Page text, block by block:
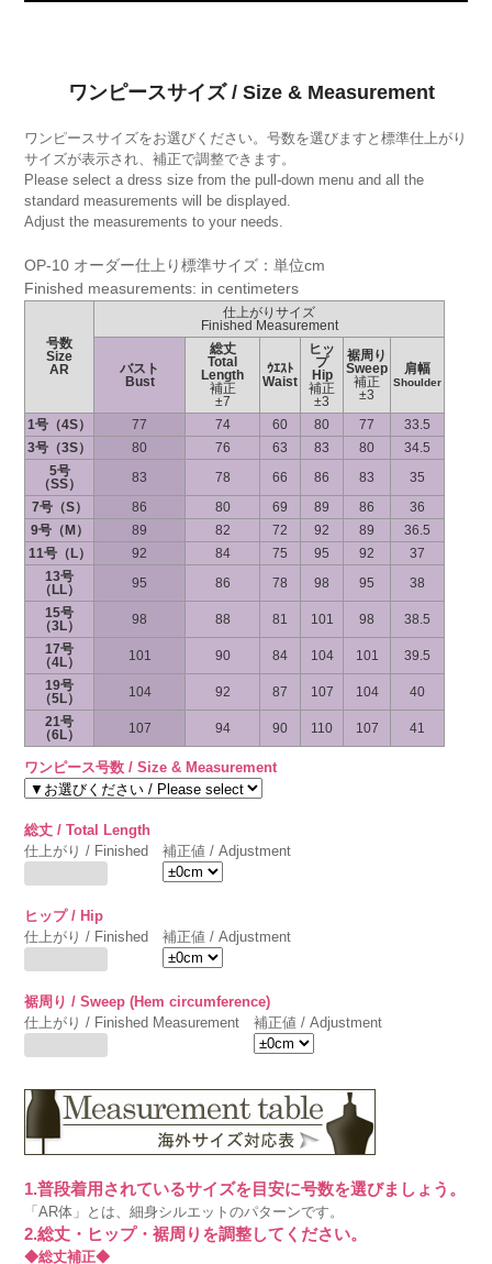
ワンピースサイズ / Size & Measurement
ワンピースサイズをお選びください。号数を選びますと標準仕上がり
サイズが表示され、補正で調整できます。
Please select a dress size from the pull-down menu and all the
standard measurements will be displayed.
Adjust the measurements to your needs.
OP-10 オーダー仕上り標準サイズ：単位cm
Finished measurements: in centimeters
号数
Size
AR
仕上がりサイズ
Finished Measurement
バスト
Bust
総丈
Total
Length
補正
±7
ｳｴｽﾄ
Waist
ヒッ
プ
Hip
補正
±3
裾周り
Sweep
補正
±3
肩幅
Shoulder
1号（4S） 77 74 60 80 77
33.5
3号（3S）
80 76 63 83 80
34.5
5号
（SS）
83 78 66 86 83
35
7号（S）
86 80 69 89 86
36
9号（M）
89 82 72 92 89
36.5
11号（L）
92 84 75 95 92
37
13号
（LL）
95 86 78 98 95
38
15号
（3L）
98 88 81 101 98
38.5
17号
（4L）
101 90 84 104 101
39.5
19号
（5L）
104 92 87 107 104
40
21号
（6L）
107 94 90 110 107 41
ワンピース号数 / Size & Measurement
総丈 / Total Length
仕上がり / Finished
補正値 / Adjustment
ヒップ / Hip
仕上がり / Finished
補正値 / Adjustment
裾周り / Sweep (Hem circumference)
仕上がり / Finished Measurement
補正値 / Adjustment
1.普段着用されているサイズを目安に号数を選びましょう。
「AR体」とは、細身シルエットのパターンです。
2.総丈・ヒップ・裾周りを調整してください。
◆総丈補正◆